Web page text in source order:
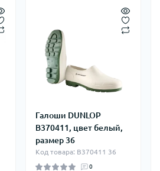
Галоши DUNLOP
B370411, цвет белый,
размер 36
Код товара: B370411 36
0